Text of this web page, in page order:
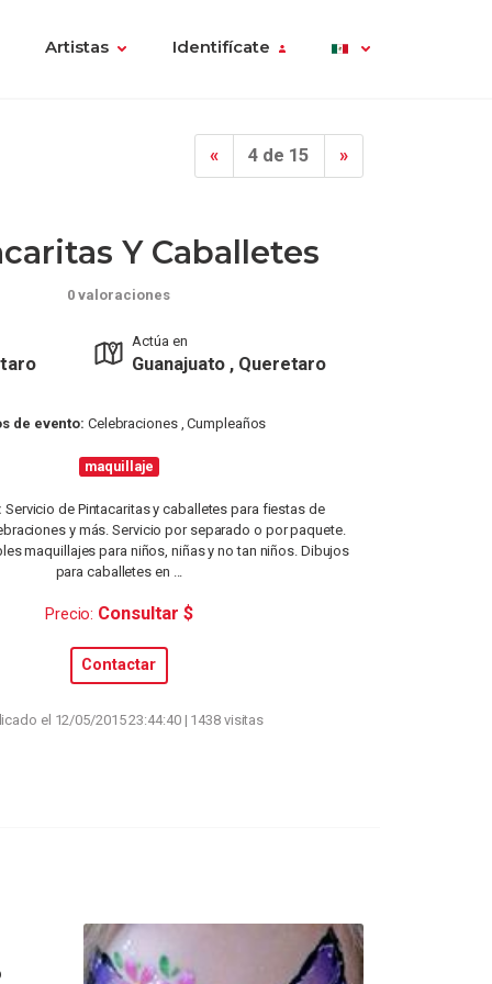
Artistas Identifícate
« 4 de 15 »
Y Caballetes
0 valoraciones
Actúa en
Guanajuato , Queretaro
de evento: Celebraciones , Cumpleaños
maquillaje
Servicio de Pintacaritas y caballetes para fiestas de
y más. Servicio por separado o por paquete.
maquillajes para niños, niñas y no tan niños. Dibujos
para caballetes en ...
Precio: Consultar $
Contactar
el 12/05/2015 23:44:40 | 1438 visitas